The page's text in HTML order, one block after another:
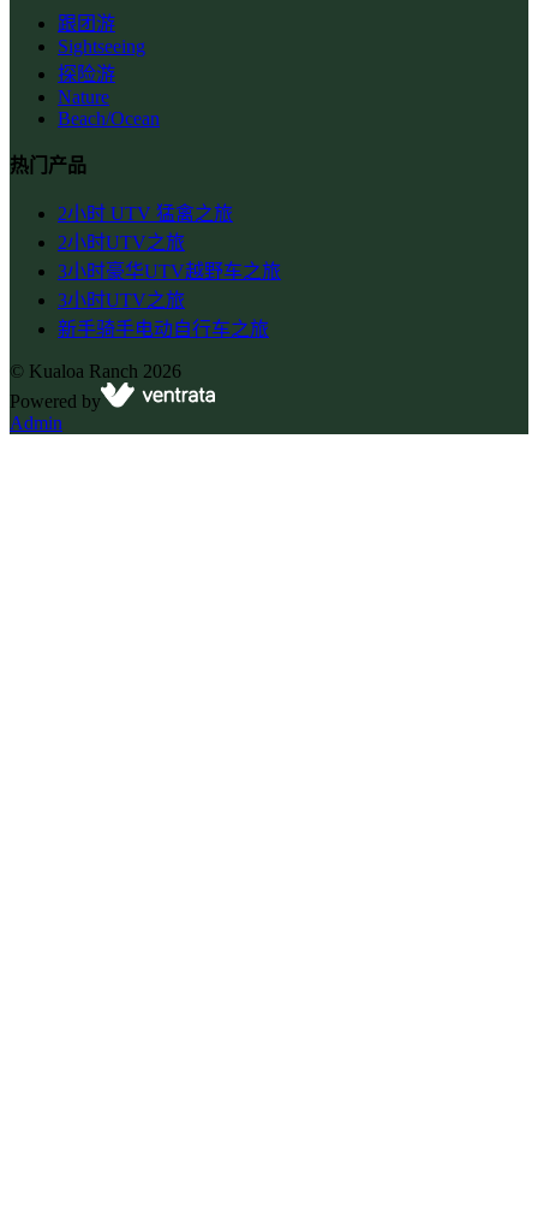
跟团游
Sightseeing
探险游
Nature
Beach/Ocean
热门产品
2小时 UTV 猛禽之旅
2小时UTV之旅
3小时豪华UTV越野车之旅
3小时UTV之旅
新手骑手电动自行车之旅
© Kualoa Ranch 2026
Powered by
Admin